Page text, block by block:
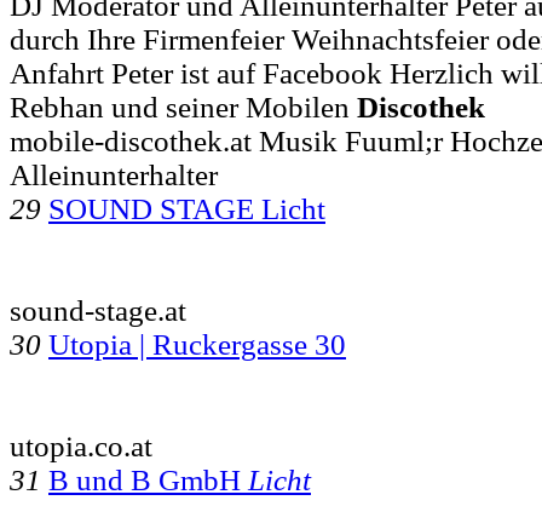
durch Ihre Firmenfeier Weihnachtsfeier
Anfahrt Peter ist auf Facebook Herzlich
Rebhan und seiner Mobilen Discothek
mobile-discothek.at Musik Fuuml;r
Alleinunterhalter
29 SOUND STAGE Licht
sound-stage.at
30 Utopia | Ruckergasse 30
utopia.co.at
31 B und B GmbH Licht